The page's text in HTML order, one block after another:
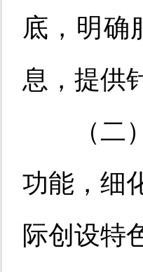
底，明确
息，提供
（
功能，细
际创设特